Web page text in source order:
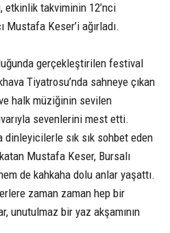
etkinlik takviminin 12’nci
Mustafa Keser’i ağırladı.
gerçekleştirilen festival
Tiyatrosu’nda sahneye çıkan
halk müziğinin sevilen
sevenlerini mest etti.
dinleyicilerle sık sık sohbet eden
Mustafa Keser, Bursalı
de kahkaha dolu anlar yaşattı.
zaman zaman hep bir
unutulmaz bir yaz akşamının